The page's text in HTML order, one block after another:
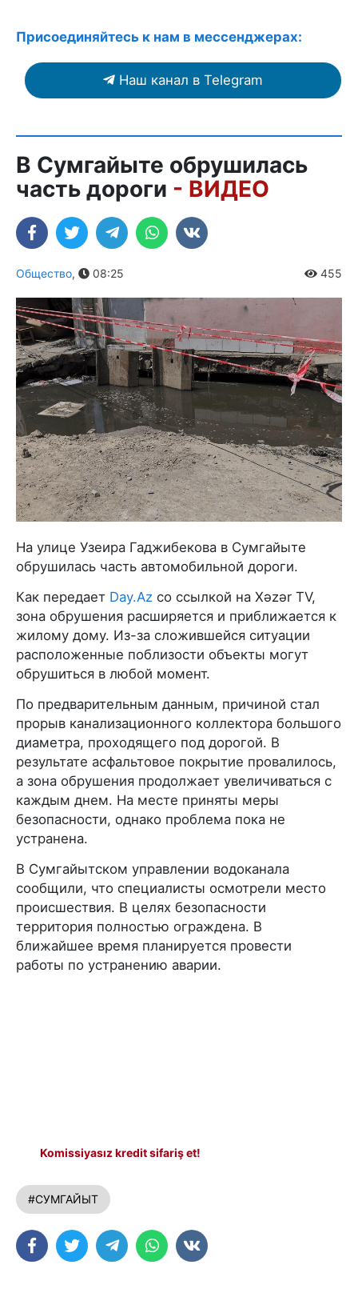
Присоединяйтесь к нам в мессенджерах:
Наш канал в Telegram
В Сумгайыте обрушилась
часть дороги - ВИДЕО
Общество, 08:25 455
На улице Узеира Гаджибекова в Сумгайыте
обрушилась часть автомобильной дороги.
Как передает Day.Az со ссылкой на Xəzər TV,
зона обрушения расширяется и приближается к
жилому дому. Из-за сложившейся ситуации
расположенные поблизости объекты могут
обрушиться в любой момент.
По предварительным данным, причиной стал
прорыв канализационного коллектора большого
диаметра, проходящего под дорогой. В
результате асфальтовое покрытие провалилось,
а зона обрушения продолжает увеличиваться с
каждым днем. На месте приняты меры
безопасности, однако проблема пока не
устранена.
В Сумгайытском управлении водоканала
сообщили, что специалисты осмотрели место
происшествия. В целях безопасности
территория полностью ограждена. В
ближайшее время планируется провести
работы по устранению аварии.
Komissiyasız kredit sifariş et!
#СУМГАЙЫТ